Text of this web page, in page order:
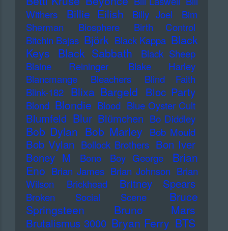
Withers
Billie Eilish Billy Joel
Bim
Sherman
Biosphere
Birth Control
Bitchin Bajas Björk Black Kappa Black
Keys Black Sabbath
Black Sheep
Blaine Reininger
Blake Harley
Blancmange
Bleachers
Blind Faith
Blink-182 Blixa Bargeld Bloc Party
Blond Blondie Blood Blue Oyster Cult
Blumfeld Blur Blümchen Bo Diddley
Bob Dylan Bob Marley Bob Mould
Bob Vylan Bollock Brothers Bon Iver
Boney M
Bono Boy George
Brian
Eno Brian James Brian Johnson Brian
Wilson
Brickhead Britney Spears
Broken Social Scene
Bruce
Springsteen
Bruno Mars
Brutalismus 3000 Bryan Ferry BTS